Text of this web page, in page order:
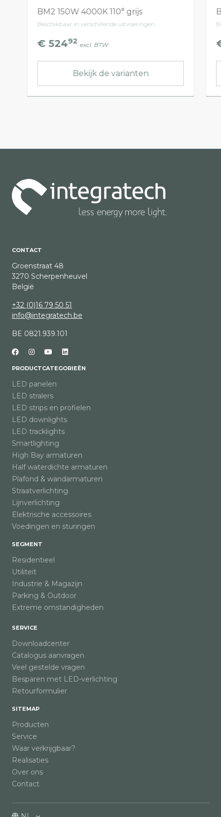
BM2 150W 4000K 110° grijs
Beschikbaar in verschillende uitvoeringen
€ 52492 excl. BTW
Bekijk de varianten
CONTACT
Groenstraat 48
3270 Scherpenheuvel
België
+32 (0)16 79 50 51
info@integratech.be
BE 0821.939.101
PRODUCTCATEGORIEËN
LED panelen
LED stralers
LED strips en profielen
LED downlights
LED tracklights
Smartlighting
High Bay armaturen
Half waterdichte armaturen
Plafond & wandarmaturen
Straatverlichting
Lijnverlichting
Elektrische accessoires
Voedingen en sturingen
SEGMENT
Residentieel
Utiliteit
Industrie & Magazijn
Parking & Outdoor
Extreme omstandigheden
SERVICE
Downloadcenter
Catalogus aanvragen
Veel gestelde vragen
Besparen met LED-verlichting
Retourformulier
SITEMAP
Producten
Service
Waar verkrijgbaar?
Realisaties
Over ons
Contact